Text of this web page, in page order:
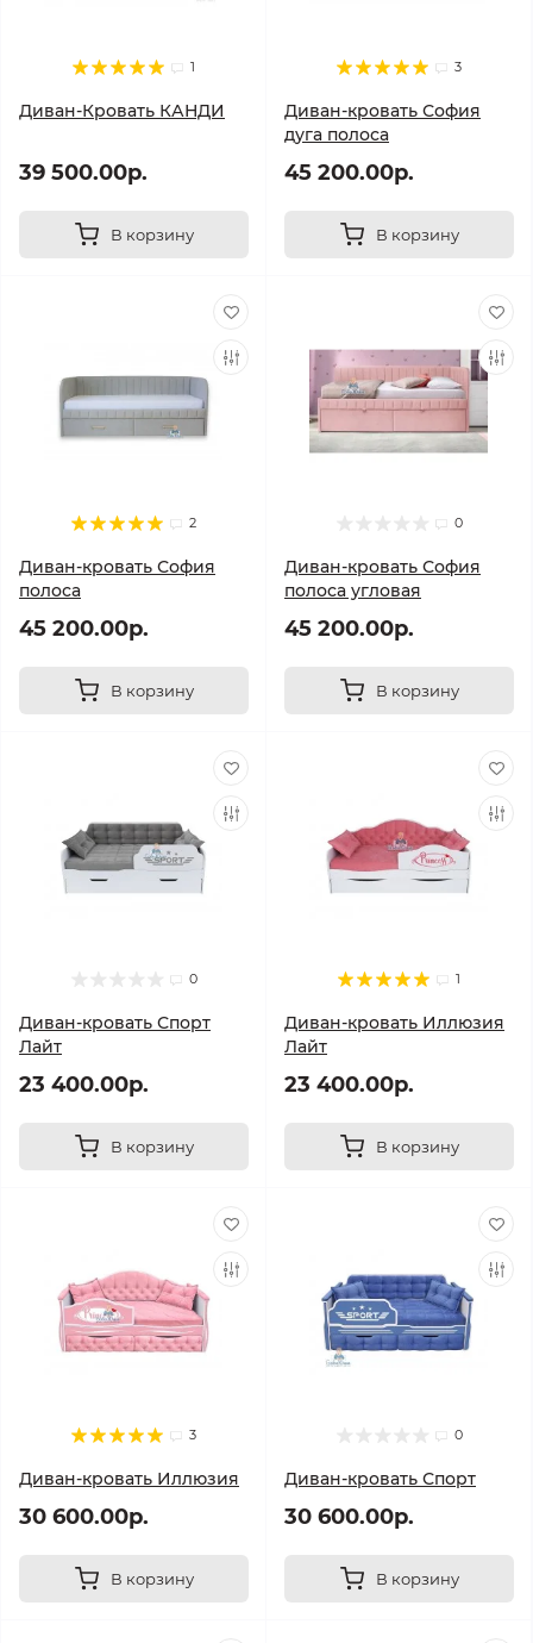
1
Диван-Кровать КАНДИ
39 500.00р.
В корзину
3
Диван-кровать София
дуга полоса
45 200.00р.
В корзину
2
Диван-кровать София
полоса
45 200.00р.
В корзину
0
Диван-кровать София
полоса угловая
45 200.00р.
В корзину
0
Диван-кровать Спорт
Лайт
23 400.00р.
В корзину
1
Диван-кровать Иллюзия
Лайт
23 400.00р.
В корзину
3
Диван-кровать Иллюзия
30 600.00р.
В корзину
0
Диван-кровать Спорт
30 600.00р.
В корзину